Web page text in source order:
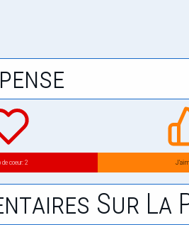
de coeur: 2
Sur La